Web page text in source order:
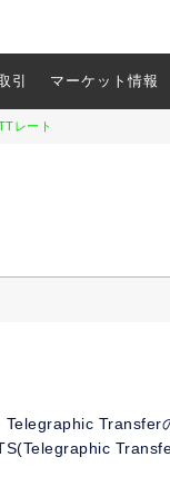
引 マーケット情報
レート
Telegraphic Transfer